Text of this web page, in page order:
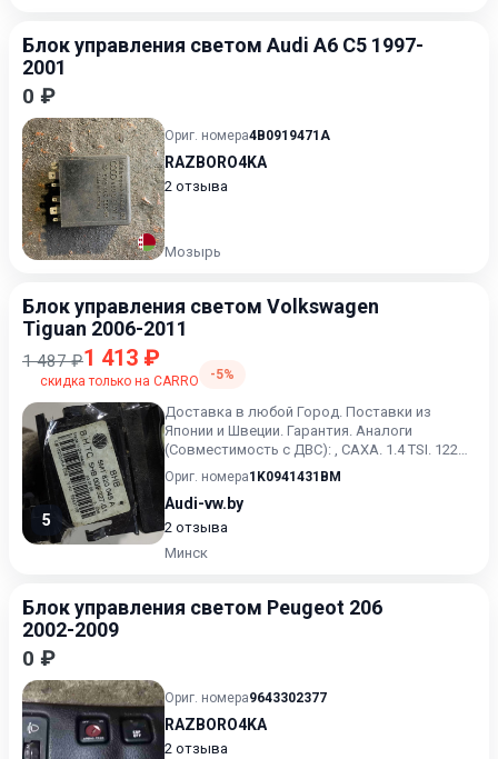
Блок управления светом Audi A6 C5 1997-
2001
0 ₽
Ориг. номера4B0919471A
RAZBORO4KA
2 отзыва
Мозырь
Блок управления светом Volkswagen
Tiguan 2006-2011
1 487 ₽1 413 ₽
скидка только на CARRO -5%
5
Доставка в любой Город. Поставки из
Японии и Швеции. Гарантия. Аналоги
(Совместимость с ДВС): , CAXA. 1.4 TSI. 122
л.с. (90 кВт).
Ориг. номера1K0941431BM
Audi-vw.by
2 отзыва
Минск
Блок управления светом Peugeot 206
2002-2009
0 ₽
Ориг. номера9643302377
RAZBORO4KA
2 отзыва